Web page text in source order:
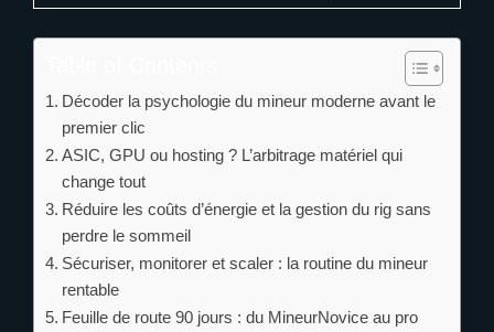
Décoder la psychologie du mineur moderne avant le
premier clic
ASIC, GPU ou hosting ? L’arbitrage matériel qui
change tout
Réduire les coûts d’énergie et la gestion du rig sans
perdre le sommeil
Sécuriser, monitorer et scaler : la routine du mineur
rentable
Feuille de route 90 jours : du MineurNovice au pro